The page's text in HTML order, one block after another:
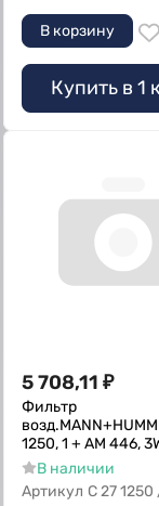
В корзину
Купить в 1
5 708,11 ₽
Фильтр
1250, 1 + AM 446,
В наличии
Артикул C 27 1250